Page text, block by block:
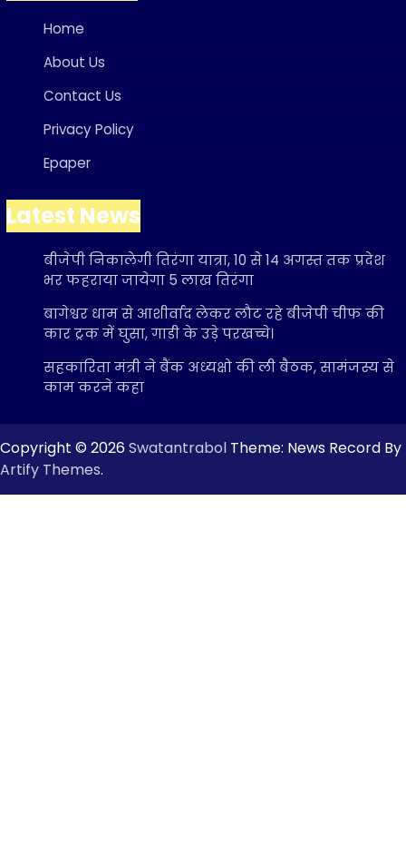
Home
About Us
Contact Us
Privacy Policy
Epaper
Latest News
बीजेपी निकालेगी तिरंगा यात्रा, 10 से 14 अगस्त तक प्रदेश
भर फहराया जायेगा 5 लाख तिरंगा
बागेश्वर धाम से आशीर्वाद लेकर लौट रहे बीजेपी चीफ की
कार ट्रक में घुसा, गाडी के उड़े परखच्चे।
सहकारिता मंत्री ने बैंक अध्यक्षो की ली बैठक, सामंजस्य से
काम करने कहा
Copyright © 2026 Swatantrabol Theme: News Record By
Artify Themes.